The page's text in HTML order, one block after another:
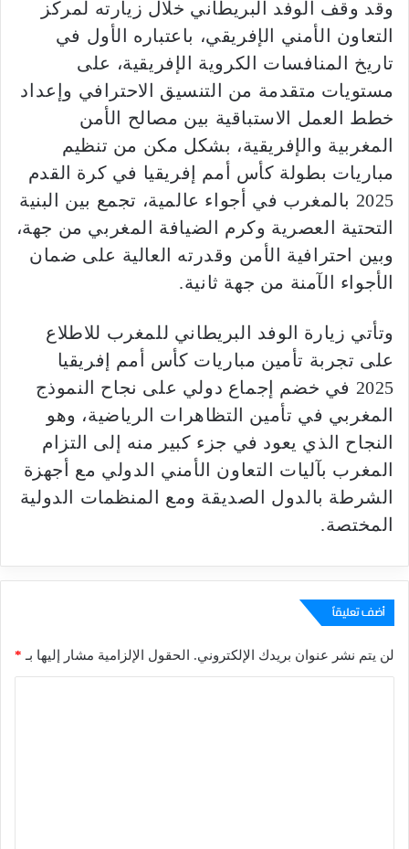
وقد وقف الوفد البريطاني خلال زيارته لمركز
التعاون الأمني الإفريقي، باعتباره الأول في
تاريخ المنافسات الكروية الإفريقية، على
مستويات متقدمة من التنسيق الاحترافي وإعداد
خطط العمل الاستباقية بين مصالح الأمن
المغربية والإفريقية، بشكل مكن من تنظيم
مباريات بطولة كأس أمم إفريقيا في كرة القدم
2025 بالمغرب في أجواء عالمية، تجمع بين البنية
التحتية العصرية وكرم الضيافة المغربي من جهة،
وبين احترافية الأمن وقدرته العالية على ضمان
الأجواء الآمنة من جهة ثانية.
وتأتي زيارة الوفد البريطاني للمغرب للاطلاع
على تجربة تأمين مباريات كأس أمم إفريقيا
2025 في خضم إجماع دولي على نجاح النموذج
المغربي في تأمين التظاهرات الرياضية، وهو
النجاح الذي يعود في جزء كبير منه إلى التزام
المغرب بآليات التعاون الأمني الدولي مع أجهزة
الشرطة بالدول الصديقة ومع المنظمات الدولية
المختصة.
أضف تعليقاً
لن يتم نشر عنوان بريدك الإلكتروني. الحقول الإلزامية مشار إليها بـ *